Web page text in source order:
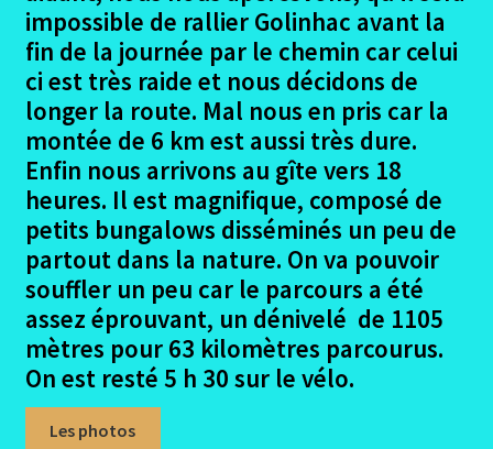
Si c’était à refaire – Le puy
Liste matériel emporté – Le Puy
Arles – Fisterra en 2014
le
menu
Irun – Santiago en 2015
Ouvrir
le
enfant
Lisbonne – Santiago en 2016
le
enfant
Madrid – Santiago en 2017
Ouvrir
Seville – Santiago en 2018
impossible de rallier Golinhac avant la
fin de la journée par le chemin car celui
ci est très raide et nous décidons de
longer la route. Mal nous en pris car la
montée de 6 km est aussi très dure.
Enfin nous arrivons au gîte vers 18
heures. Il est magnifique, composé de
petits bungalows disséminés un peu de
partout dans la nature. On va pouvoir
souffler un peu car le parcours a été
assez éprouvant, un dénivelé de 1105
mètres pour 63 kilomètres parcourus.
On est resté 5 h 30 sur le vélo.
Les photos